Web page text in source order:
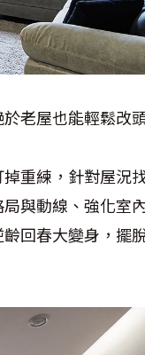
老屋也能輕鬆改
重練，針對屋況找
與動線、強化室
回春大變身，擺